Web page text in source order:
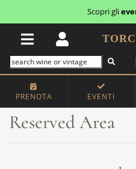
Scopri gli
PRENOTA EVENTI
Home Reserved Area
Reserved Area